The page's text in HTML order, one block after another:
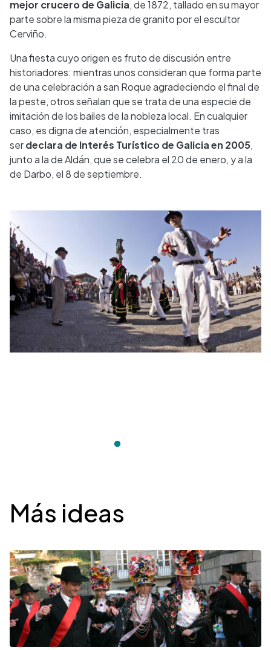
mejor crucero de Galicia, de 1872, tallado en su mayor
parte sobre la misma pieza de granito por el escultor
Cerviño.
Una fiesta cuyo origen es fruto de discusión entre
historiadores: mientras unos consideran que forma parte
de una celebración a san Roque agradeciendo el final de
la peste, otros señalan que se trata de una especie de
imitación de los bailes de la nobleza local. En cualquier
caso, es digna de atención, especialmente tras
serdeclara de Interés Turístico de Galicia en 2005,
junto a la de Aldán, que se celebra el 20 de enero, y a la
de Darbo, el 8 de septiembre.
Desplegable
Más ideas